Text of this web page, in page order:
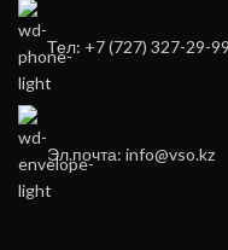
Тел: +7 (727) 327-29-99
Эл.почта: info@vso.kz